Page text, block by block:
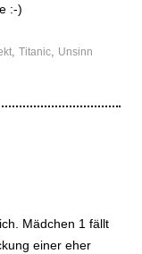
:-)
, Titanic, Unsinn
Mädchen 1 fällt
einer eher